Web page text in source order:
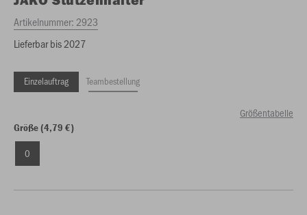
Artikelnummer: 2923
Lieferbar bis 2027
Einzelauftrag Teambestellung
Größentabelle
Größe (4,79 €)
0